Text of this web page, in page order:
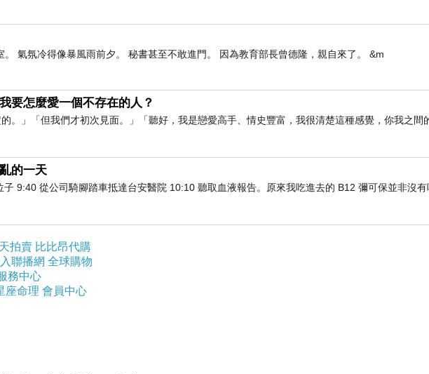
接到多年老朋友的電話，
雖然約不了午餐，但那通電話，許多在紐約的回憶湧上心
時間都去了哪裡了呢？？
氣氛冷得像暴風雨前夕。 秘書甚至不敢進門。 因為教育部長曾德隆，親自來了。 &m
要怎麼愛一個不存在的人？
的。」「但我們才初次見面。」「聽好，我是戀愛高手、情史豐富，我很清楚這種感覺，你我之間
的一天
9:40 從公司騎腳踏車抵達台安醫院 10:10 聽取血液報告。原來我吃進去的 B12 彌可保並非沒
拍賣 比比昂代購
聯播網 全球購物
務中心
座命理 會員中心